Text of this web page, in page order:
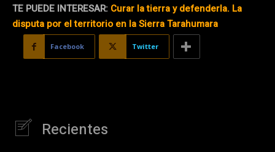
TE PUEDE INTERESAR: Curar la tierra y defenderla. La
disputa por el territorio en la Sierra Tarahumara
Facebook Twitter
Recientes